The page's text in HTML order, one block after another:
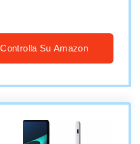
iPad Pro11(4/3/2/1),
Controlla Su Amazon